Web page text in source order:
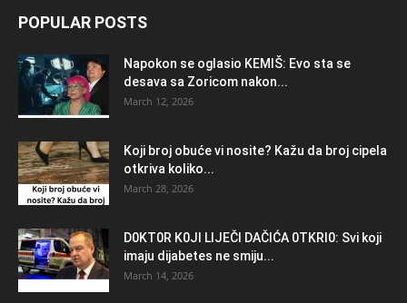
POPULAR POSTS
Napokon se oglasio KEMlŠ: Evo sta se
desava sa Zoricom nakon...
March 12, 2026
Koji broj obuće vi nosite? Kažu da broj cipela
otkriva koliko...
March 28, 2026
D0KT0R K0Jl LlJEČl DAČlĆA 0TKRl0: Svi koji
imaju dijabetes ne smiju...
March 14, 2026